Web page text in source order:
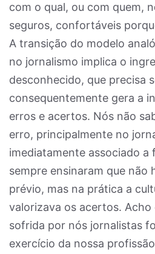
com o qual, ou com quem,
seguros, confortáveis
A transição do modelo
no jornalismo implica o
desconhecido, que precisa
consequentemente gera a
erros e acertos. Nós não
erro, principalmente no
imediatamente associado a
sempre ensinaram que não
prévio, mas na prática a
valorizava os acertos. Acho
sofrida por nós jornalistas
exercício da nossa